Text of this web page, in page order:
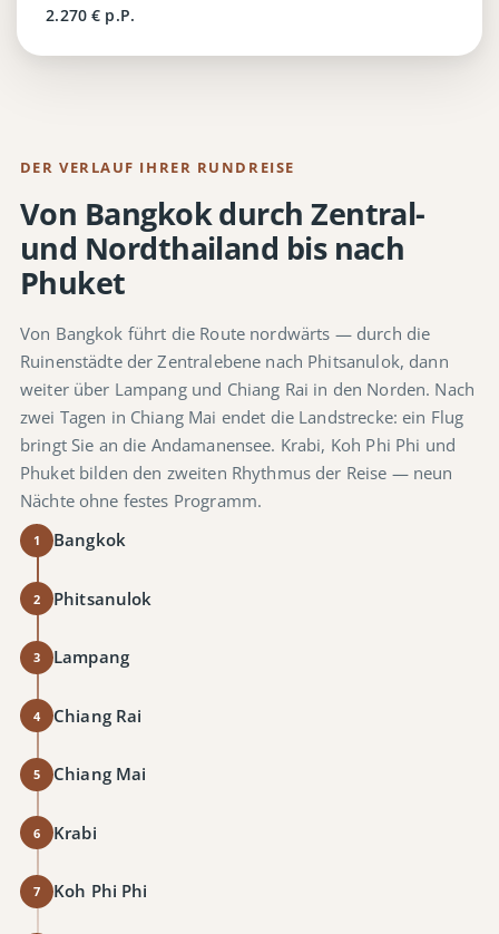
2.270 € p.P.
DER VERLAUF IHRER RUNDREISE
Von Bangkok durch Zentral-
und Nordthailand bis nach
Phuket
Von Bangkok führt die Route nordwärts — durch die
Ruinenstädte der Zentralebene nach Phitsanulok, dann
weiter über Lampang und Chiang Rai in den Norden. Nach
zwei Tagen in Chiang Mai endet die Landstrecke: ein Flug
bringt Sie an die Andamanensee. Krabi, Koh Phi Phi und
Phuket bilden den zweiten Rhythmus der Reise — neun
Nächte ohne festes Programm.
1 Bangkok
2 Phitsanulok
3 Lampang
4 Chiang Rai
5 Chiang Mai
6 Krabi
7 Koh Phi Phi